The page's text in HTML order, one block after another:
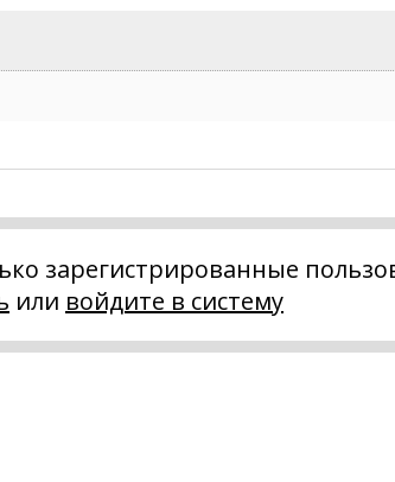
зарегистрированные
или войдите в систему